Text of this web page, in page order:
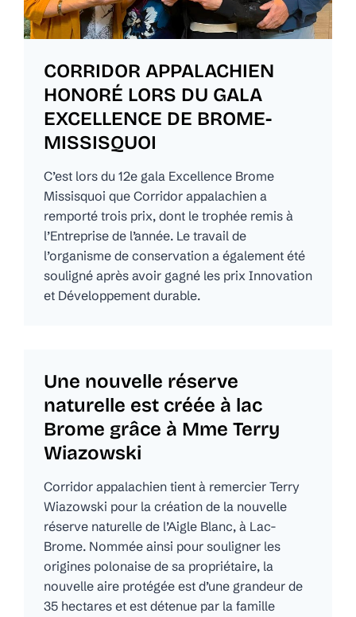
CORRIDOR APPALACHIEN
HONORÉ LORS DU GALA
EXCELLENCE DE BROME-
MISSISQUOI
C’est lors du 12e gala Excellence Brome
Missisquoi que Corridor appalachien a
remporté trois prix, dont le trophée remis à
l’Entreprise de l’année. Le travail de
l’organisme de conservation a également été
souligné après avoir gagné les prix Innovation
et Développement durable.
Une nouvelle réserve
naturelle est créée à lac
Brome grâce à Mme Terry
Wiazowski
Corridor appalachien tient à remercier Terry
Wiazowski pour la création de la nouvelle
réserve naturelle de l’Aigle Blanc, à Lac-
Brome. Nommée ainsi pour souligner les
origines polonaise de sa propriétaire, la
nouvelle aire protégée est d’une grandeur de
35 hectares et est détenue par la famille